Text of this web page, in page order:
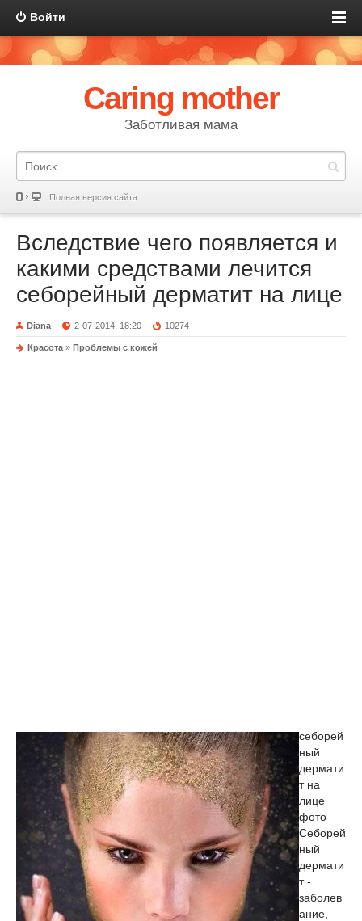
Войти
Caring mother
Заботливая мама
Полная версия сайта
Вследствие чего появляется и
какими средствами лечится
себорейный дерматит на лице
Diana 2-07-2014, 18:20 10274
Красота » Проблемы с кожей
себорей
ный
дермати
т на
лице
фото
Себорей
ный
дермати
т -
заболев
ание,